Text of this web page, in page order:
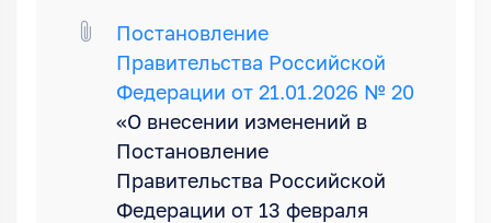
Постановление
Правительства Российской
Федерации от 21.01.2026 № 20
«О внесении изменений в
Постановление
Правительства Российской
Федерации от 13 февраля